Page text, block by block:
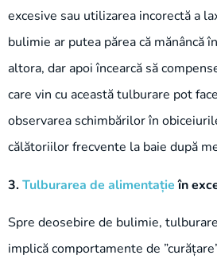
excesive sau utilizarea incorectă a
bulimie ar putea părea că mănâncă
altora, dar apoi încearcă să
care vin cu această tulburare pot
observarea schimbărilor în
călătoriilor frecvente la baie după
3.Tulburarea de alimentațieîn
Spre deosebire de bulimie,
implică comportamente de